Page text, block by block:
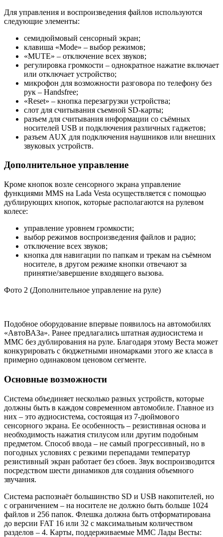
Для управления и воспроизведения файлов используются
следующие элементы:
семидюймовый сенсорный экран;
клавиша «Mode» – выбор режимов;
«MUTE» – отключение всех звуков;
регулировка громкости – однократное нажатие включает
или отключает устройство;
микрофон для возможности разговора по телефону без
рук – Handsfree;
«Reset» – кнопка перезагрузки устройства;
слот для считывания съемной SD-карты;
разъем для считывания информации со съёмных
носителей USB и подключения различных гаджетов;
разъем AUX для подключения наушников или внешних
звуковых устройств.
Дополнительное управление
Кроме кнопок возле сенсорного экрана управление
функциями MMS на Lada Vesta осуществляется с помощью
дублирующих кнопок, которые располагаются на рулевом
колесе:
управление уровнем громкости;
выбор режимов воспроизведения файлов и радио;
отключение всех звуков;
кнопка для навигации по папкам и трекам на съёмном
носителе, в другом режиме кнопки отвечают за
принятие/завершение входящего вызова.
Фото 2 (Дополнительное управление на руле)
Подобное оборудование впервые появилось на автомобилях
«АвтоВАЗа». Ранее предлагались штатная аудиосистема и
ММС без дублирования на руле. Благодаря этому Веста может
конкурировать с бюджетными иномарками этого же класса в
примерно одинаковом ценовом сегменте.
Основные возможности
Система объединяет несколько разных устройств, которые
должны быть в каждом современном автомобиле. Главное из
них – это аудиосистема, состоящая из 7-дюймового
сенсорного экрана. Ее особенность – резистивная основа и
необходимость нажатия стилусом или другим подобным
предметом. Способ ввода – не самый прогрессивный, но в
погодных условиях с резкими перепадами температур
резистивный экран работает без сбоев. Звук воспроизводится
посредством шести динамиков для создания объемного
звучания.
Система распознаёт большинство SD и USB накопителей, но
с ограничением – на носителе не должно быть больше 1024
файлов и 256 папок. Флешка должна быть отформатирована
до версии FAT 16 или 32 с максимальным количеством
разделов – 4. Карты, поддерживаемые ММС Лады Весты: